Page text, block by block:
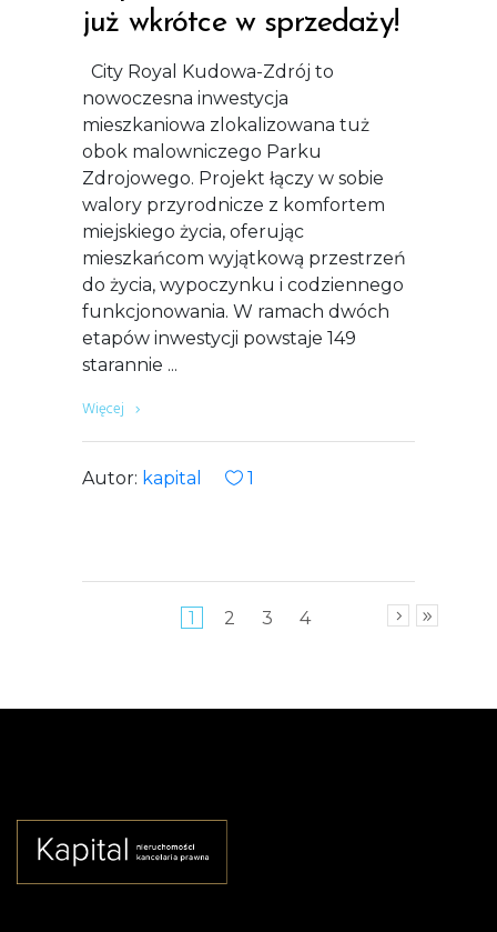
już wkrótce w sprzedaży!
City Royal Kudowa-Zdrój to
nowoczesna inwestycja
mieszkaniowa zlokalizowana tuż
obok malowniczego Parku
Zdrojowego. Projekt łączy w sobie
walory przyrodnicze z komfortem
miejskiego życia, oferując
mieszkańcom wyjątkową przestrzeń
do życia, wypoczynku i codziennego
funkcjonowania. W ramach dwóch
etapów inwestycji powstaje 149
starannie
Więcej
Autor: kapital 1
1 2 3 4